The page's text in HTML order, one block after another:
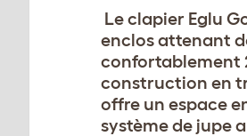
Le clapier Eglu
enclos attenant
confortablement
construction en
offre un espace
système de jupe